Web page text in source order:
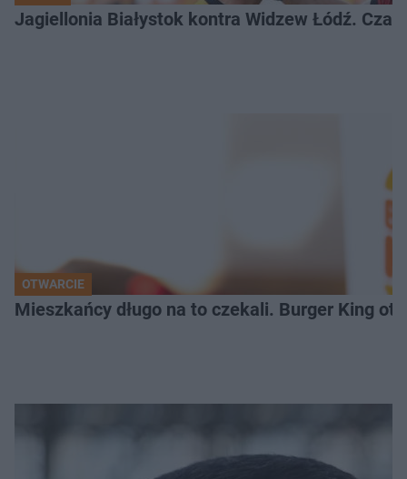
Jagiellonia Białystok kontra Widzew Łódź.
OTWARCIE
Mieszkańcy długo na to czekali. Burger King